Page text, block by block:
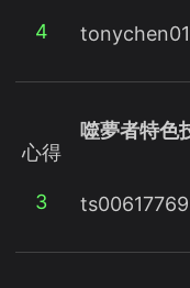
4 tonychen01
心得
3
噬夢者特色
ts00617769